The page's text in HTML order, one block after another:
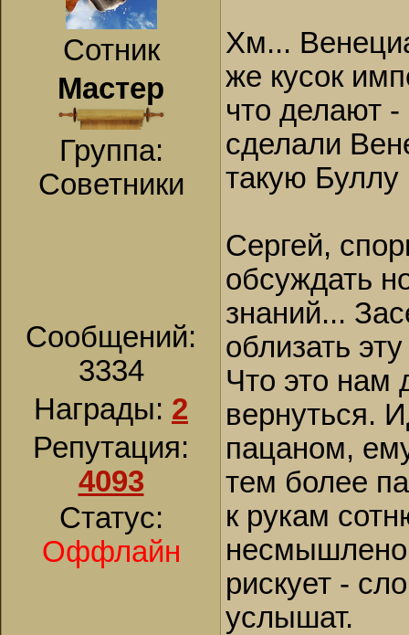
Сотник
Мастер
Группа:
Советники
Сообщений:
3334
Награды: 2
Репутация:
4093
Статус:
Оффлайн
Хм...
же кусок
что делают
сделали
такую
Сергей,
обсуждать
знаний...
облизать
Что это нам
вернуться.
пацаном,
тем более
к рукам
рискует -
услышат.